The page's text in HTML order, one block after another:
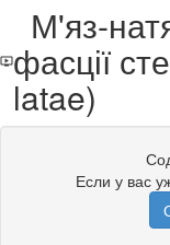
М'яз-
фасції
latae)
Если у вас